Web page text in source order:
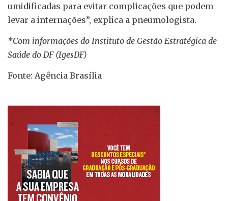
umidificadas para evitar complicações que podem
levar a internações”, explica a pneumologista.
*Com informações do Instituto de Gestão Estratégica de
Saúde do DF (IgesDF)
Fonte: Agência Brasília